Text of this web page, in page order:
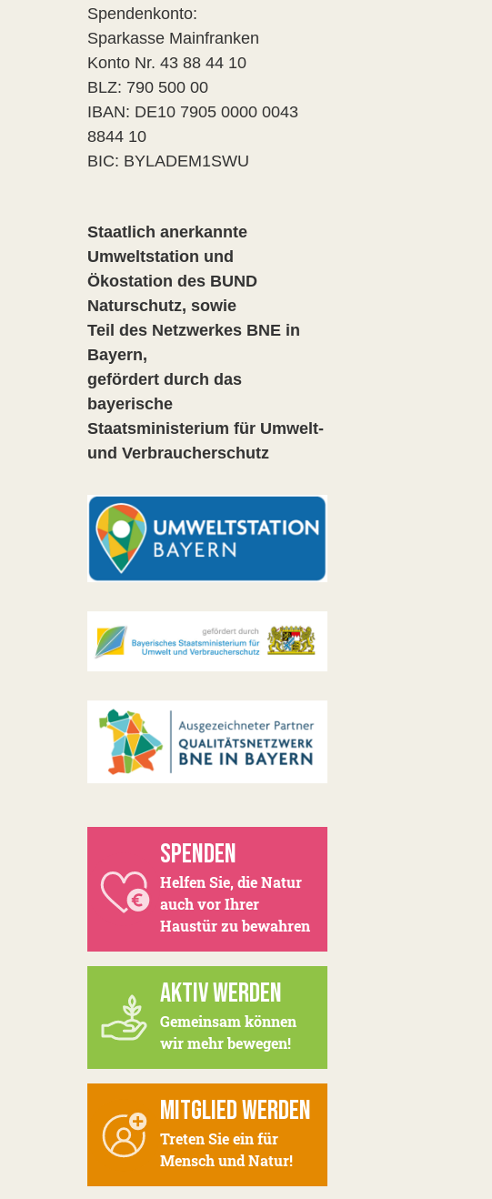
Spendenkonto:
Sparkasse Mainfranken
Konto Nr. 43 88 44 10
BLZ: 790 500 00
IBAN: DE10 7905 0000 0043
8844 10
BIC: BYLADEM1SWU
Staatlich anerkannte
Umweltstation und
Ökostation des BUND
Naturschutz, sowie
Teil des Netzwerkes BNE in
Bayern,
gefördert durch das
bayerische
Staatsministerium für Umwelt-
und Verbraucherschutz
SPENDEN
Helfen Sie, die Natur
auch vor Ihrer
Haustür zu bewahren
AKTIV WERDEN
Gemeinsam können
wir mehr bewegen!
MITGLIED WERDEN
Treten Sie ein für
Mensch und Natur!